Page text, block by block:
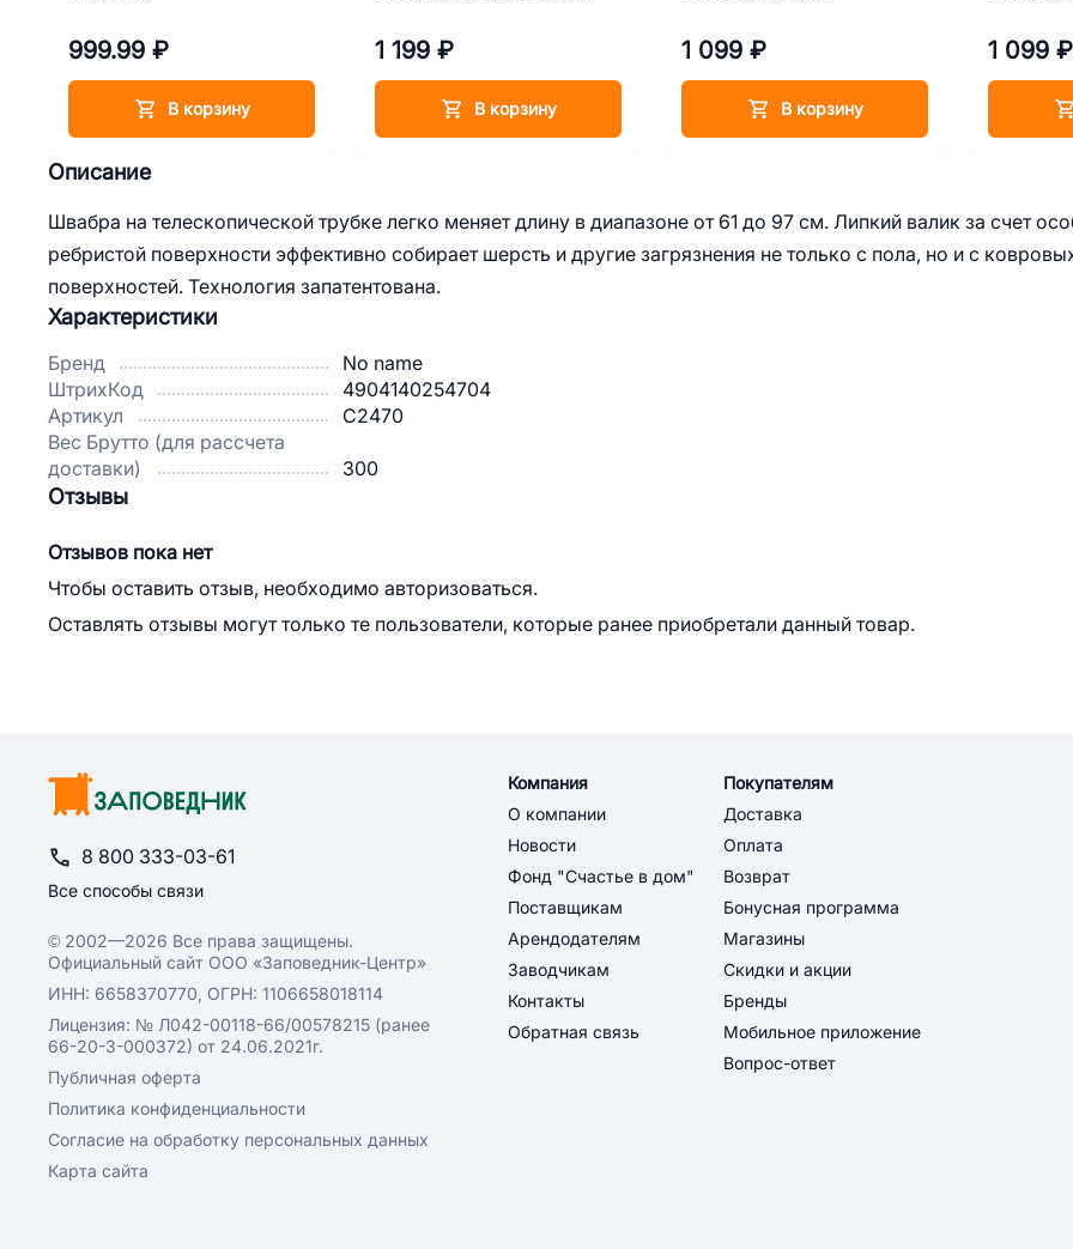
Описание
Швабра на телескопической трубке легко меняет длину в диапазоне от 61 до 97 см. Липкий валик за счет
ребристой поверхности эффективно собирает шерсть и другие загрязнения не только с пола, но и с
поверхностей. Технология запатентована.
999.99 ₽
В корзину
1 199 ₽
В корзину
1 099 ₽
В корзину
1 099 ₽
Характеристики
Бренд
No name
ШтрихКод
4904140254704
Артикул
C2470
Вес Брутто (для рассчета
доставки)
300
Отзывы
Отзывов пока нет
Чтобы оставить отзыв, необходимо авторизоваться.
Оставлять отзывы могут только те пользователи, которые ранее приобретали данный товар.
8 800 333-03-61
Все способы связи
© 2002—2026 Все права защищены.
Официальный сайт ООО «Заповедник-Центр»
ИНН: 6658370770, ОГРН: 1106658018114
Лицензия: № Л042-00118-66/00578215 (ранее
66-20-3-000372) от 24.06.2021г.
Публичная оферта
Политика конфиденциальности
Согласие на обработку персональных данных
Карта сайта
Компания
О компании
Новости
Фонд "Счастье в дом"
Поставщикам
Арендодателям
Заводчикам
Контакты
Обратная связь
Покупателям
Доставка
Оплата
Возврат
Бонусная программа
Магазины
Скидки и акции
Бренды
Мобильное приложение
Вопрос-ответ